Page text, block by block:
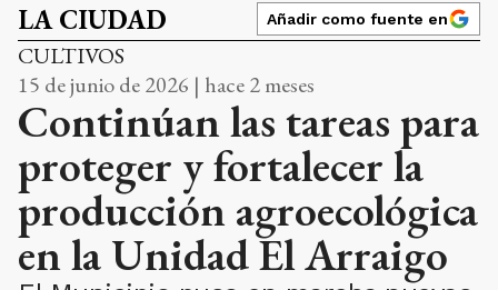
LA CIUDAD Añadir como fuente en
CULTIVOS
15 de junio de 2026 | hace 2 meses
Continúan las tareas para
proteger y fortalecer la
producción agroecológica
en la Unidad El Arraigo